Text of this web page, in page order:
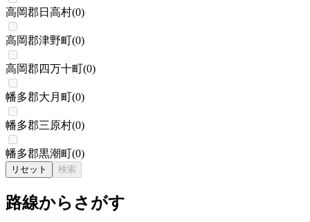
高岡郡日高村(0)
高岡郡津野町(0)
高岡郡四万十町(0)
幡多郡大月町(0)
幡多郡三原村(0)
幡多郡黒潮町(0)
リセット 検索
路線からさがす